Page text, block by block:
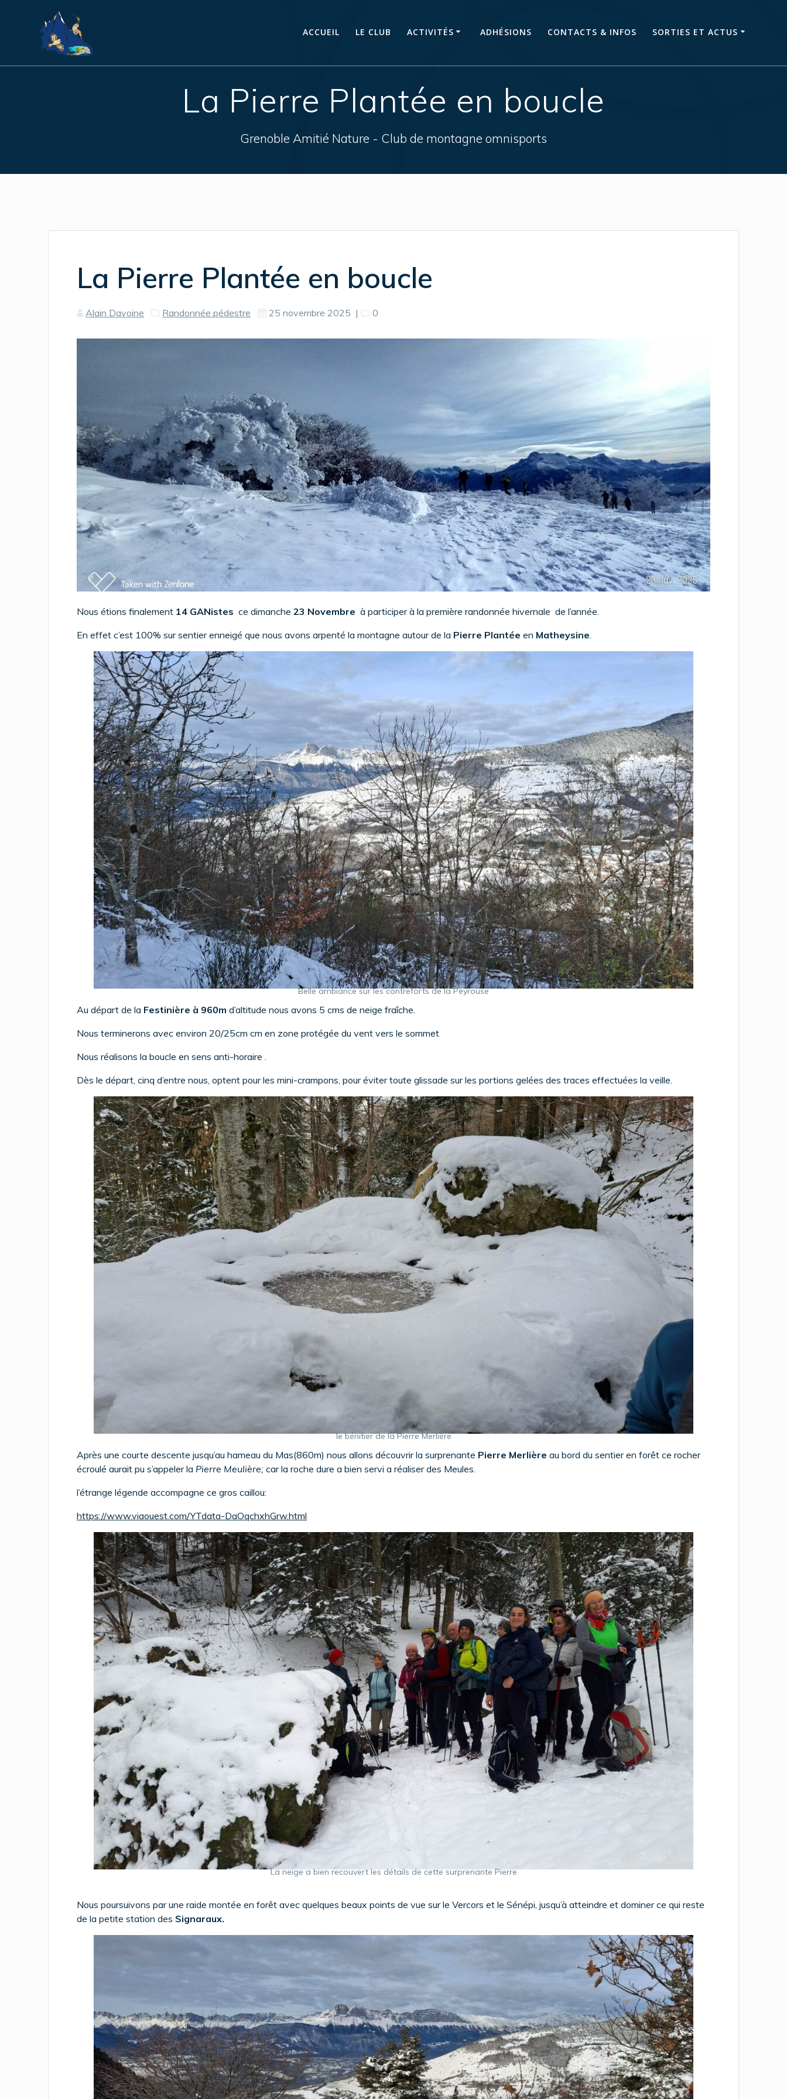
ACCUEIL LE CLUB ACTIVITÉS ADHÉSIONS CONTACTS & INFOS SORTIES ET ACTUS
La Pierre Plantée en boucle
Grenoble Amitié Nature - Club de montagne omnisports
La Pierre Plantée en boucle
Alain Davoine Randonnée pédestre 25 novembre 2025 | 0
Nous étions finalement 14 GANistes ce dimanche23 Novembre à participer à la première randonnée hivernale de l’année.
En effet c’est 100% sur sentier enneigé que nous avons arpenté la montagne autour de la Pierre Plantéeen Matheysine.
Belle ambiance sur les contreforts de la Peyrouse
Au départ de la Festinière à 960md’altitude nous avons 5 cms de neige fraîche.
Nous terminerons avec environ 20/25cm cm en zone protégée du vent vers le sommet
Nous réalisons la boucle en sens anti-horaire .
Dès le départ, cinq d’entre nous, optent pour les mini-crampons, pour éviter toute glissade sur les portions gelées des traces effectuées la veille.
le bénitier de la Pierre Merlière
Après une courte descente jusqu’au hameau du Mas(860m) nous allons découvrir la surprenante Pierre Merlière au bord du sentier en forêt ce rocher
écroulé aurait pu s’appeler la Pierre Meulière;car la roche dure a bien servi a réaliser des Meules.
l’étrange légende accompagne ce gros caillou:
https://www.viaouest.com/YTdata-DaOqchxhGrw.html
La neige a bien recouvert les détails de cette surprenante Pierre
Nous poursuivons par une raide montée en forêt avec quelques beaux points de vue sur le Vercors et le Sénépi, jusqu’à atteindre et dominer ce qui reste
de la petite station des Signaraux.